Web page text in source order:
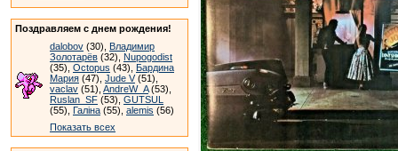
Поздравляем с днем рождения!
dalobov (30), Владимир
Золотарёв (32), Nupogodist
(35), Octopus (43), Бардина
Мария (47), Jude V(51),
vaclav (51), AndreW_A(53),
Ruslan_SF (53), GUTSUL
(55), Галіна (55), alemis (56)
Показать всех